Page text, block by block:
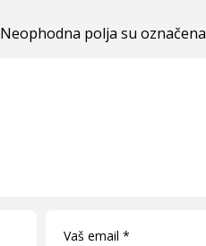
Neophodna polja su označena